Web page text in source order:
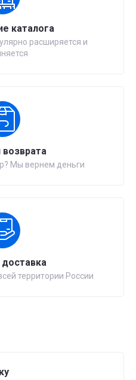
каталога
расширяется и
возврата
Мы вернем деньги
территории России